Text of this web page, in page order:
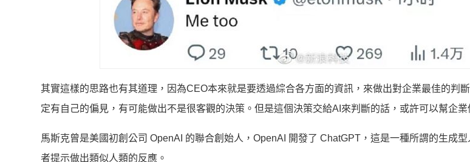
其實這樣的思路也有其道理，因為CEO本來就是要透過綜合各方面的資訊，來做出對企業最佳的判
定有自己的偏見，有可能做出不是很客觀的決策。但是這個決策交給AI來判斷的話，或許可以幫企業
馬斯克曾是美國初創公司 OpenAI 的聯合創始人，OpenAI 開發了 ChatGPT，這是一種所謂的生成
者提示做出類似人類的反應。